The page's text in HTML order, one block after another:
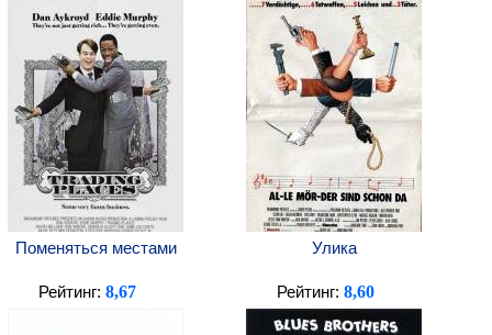
Поменяться местами Улика
Рейтинг: 8,67 Рейтинг: 8,60